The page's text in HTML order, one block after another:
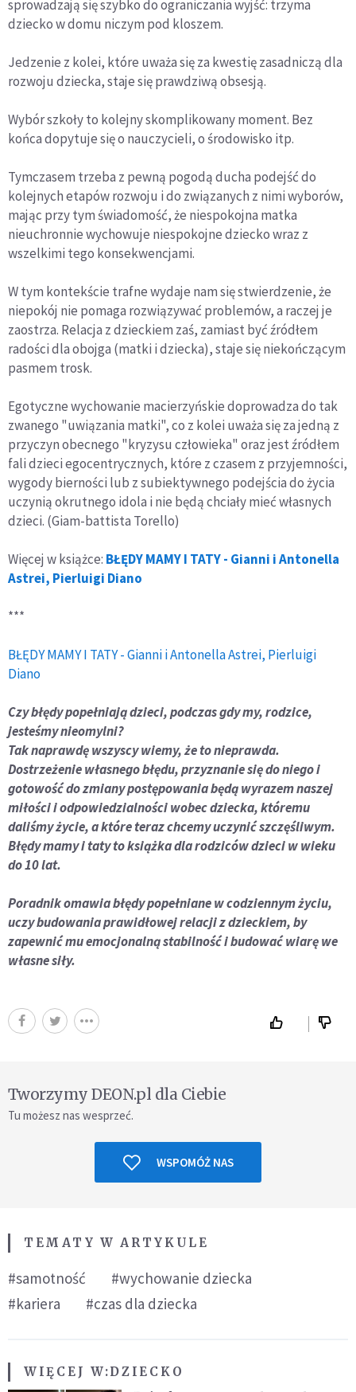
sprowadzają się szybko do ograniczania wyjść: trzyma
dziecko w domu niczym pod kloszem.
Jedzenie z kolei, które uważa się za kwestię zasadniczą dla
rozwoju dziecka, staje się prawdziwą obsesją.
Wybór szkoły to kolejny skomplikowany moment. Bez
końca dopytuje się o nauczycieli, o środowisko itp.
Tymczasem trzeba z pewną pogodą ducha podejść do
kolejnych etapów rozwoju i do związanych z nimi wyborów,
mając przy tym świadomość, że niespokojna matka
nieuchronnie wychowuje niespokojne dziecko wraz z
wszelkimi tego konsekwencjami.
W tym kontekście trafne wydaje nam się stwierdzenie, że
niepokój nie pomaga rozwiązywać problemów, a raczej je
zaostrza. Relacja z dzieckiem zaś, zamiast być źródłem
radości dla obojga (matki i dziecka), staje się niekończącym
pasmem trosk.
Egotyczne wychowanie macierzyńskie doprowadza do tak
zwanego "uwiązania matki", co z kolei uważa się za jedną z
przyczyn obecnego "kryzysu człowieka" oraz jest źródłem
fali dzieci egocentrycznych, które z czasem z przyjemności,
wygody bierności lub z subiektywnego podejścia do życia
uczynią okrutnego idola i nie będą chciały mieć własnych
dzieci. (Giam-battista Torello)
Więcej w książce: BŁĘDY MAMY I TATY - Gianni i Antonella
Astrei, Pierluigi Diano
***
BŁĘDY MAMY I TATY - Gianni i Antonella Astrei, Pierluigi
Diano
Czy błędy popełniają dzieci, podczas gdy my, rodzice,
jesteśmy nieomylni?
Tak naprawdę wszyscy wiemy, że to nieprawda.
Dostrzeżenie własnego błędu, przyznanie się do niego i
gotowość do zmiany postępowania będą wyrazem naszej
miłości i odpowiedzialności wobec dziecka, któremu
daliśmy życie, a które teraz chcemy uczynić szczęśliwym.
Błędy mamy i taty to książka dla rodziców dzieci w wieku
do 10 lat.
Poradnik omawia błędy popełniane w codziennym życiu,
uczy budowania prawidłowej relacji z dzieckiem, by
zapewnić mu emocjonalną stabilność i budować wiarę we
własne siły.
Tworzymy DEON.pl dla Ciebie
Tu możesz nas wesprzeć.
WSPOMÓŻ NAS
TEMATY W ARTYKULE
#samotność
#wychowanie dziecka
#kariera
#czas dla dziecka
WIĘCEJ W:DZIECKO